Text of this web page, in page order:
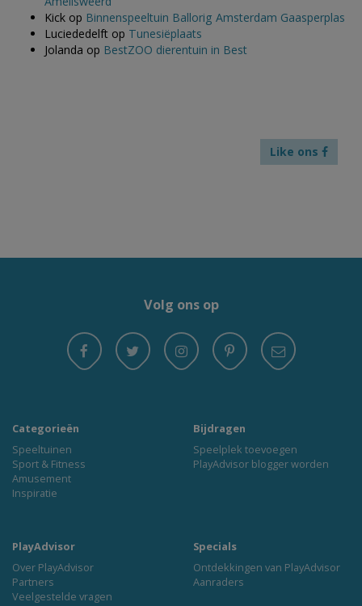
Kick op Binnenspeeltuin Ballorig Amsterdam Gaasperplas
Luciededelft op Tunesiëplaats
Jolanda op BestZOO dierentuin in Best
Like ons
Volg ons op
Categorieën
Speeltuinen
Sport & Fitness
Amusement
Inspiratie
Bijdragen
Speelplek toevoegen
PlayAdvisor blogger worden
PlayAdvisor
Over PlayAdvisor
Partners
Veelgestelde vragen
Specials
Ontdekkingen van PlayAdvisor
Aanraders